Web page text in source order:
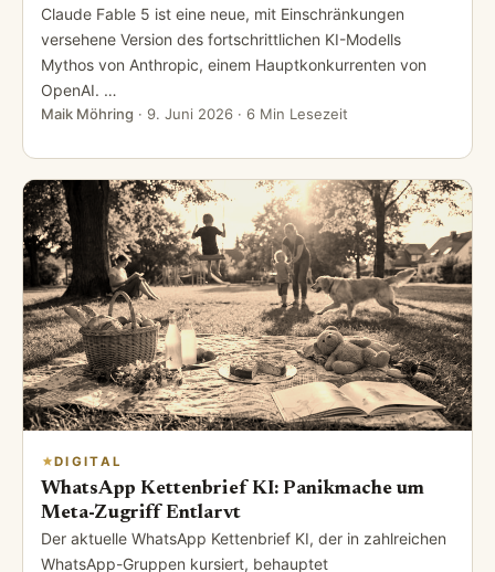
Claude Fable 5 ist eine neue, mit Einschränkungen
versehene Version des fortschrittlichen KI-Modells
Mythos von Anthropic, einem Hauptkonkurrenten von
OpenAI. …
Maik Möhring · 9. Juni 2026 · 6 Min Lesezeit
DIGITAL
WhatsApp Kettenbrief KI: Panikmache um
Meta-Zugriff Entlarvt
Der aktuelle WhatsApp Kettenbrief KI, der in zahlreichen
WhatsApp-Gruppen kursiert, behauptet